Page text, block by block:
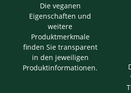
Die veganen
Eigenschaften und
weitere
Produktmerkmale
finden Sie transparent
in den jeweiligen
Produktinformationen.